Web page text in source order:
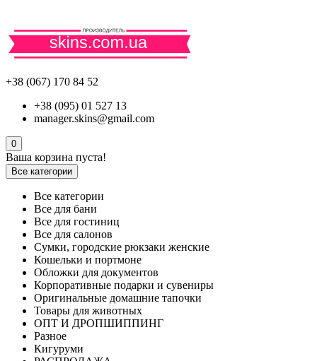
+38 (067) 170 84 52
+38 (095) 01 527 13
manager.skins@gmail.com
0
Ваша корзина пуста!
Все категории
Все категории
Все для бани
Все для гостиниц
Все для салонов
Сумки, городские рюкзаки женские
Кошельки и портмоне
Обложки для документов
Корпоративные подарки и сувениры
Оригинальные домашние тапочки
Товары для животных
ОПТ И ДРОПШИППИНГ
Разное
Кигуруми